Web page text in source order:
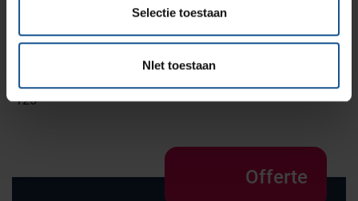
Selectie toestaan
NIet toestaan
volkern bovenblad, Buitenafmetingen: (bxdxh) 730 x 600 x
900 mm, De wagen wordt standaard geleverd zonder
modules, Stoothoeken (set van 4)
125
Offerte